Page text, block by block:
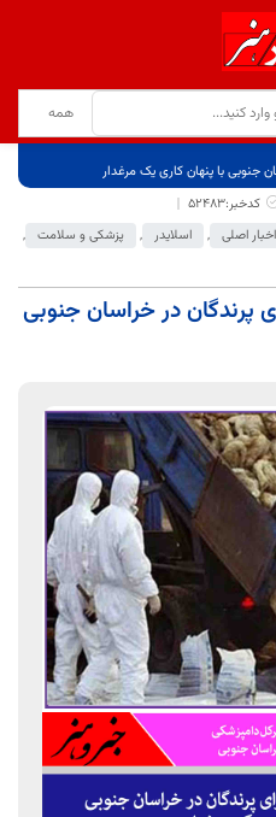
جنوبی با پنهان کاری یک مرغدار
کدخبر:52483
اخبار اصلی , اسلایدر , پزشکی و سلامت ,
پرندگان در خراسان جنوبی